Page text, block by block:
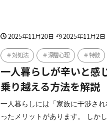
2025年11月20日 2025年11月2日
対処法 深層心理 特徴
一人暮らしが辛いと感
乗り越える方法を解説
一人暮らしには「家族に干渉さ
ったメリットがあります。 しか